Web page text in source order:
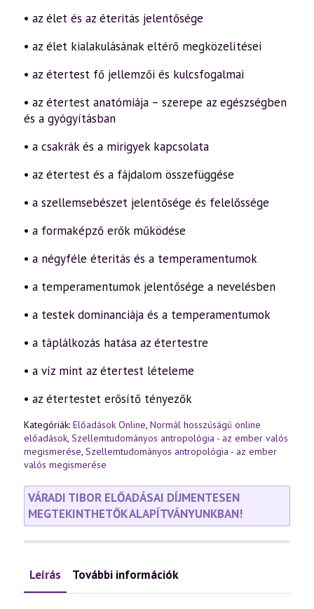
rész
1.
mennyiség
• az élet és az éteritás jelentősége
• az élet kialakulásának eltérő megközelítései
• az étertest fő jellemzői és kulcsfogalmai
• az étertest anatómiája – szerepe az egészségben
és a gyógyításban
• a csakrák és a mirigyek kapcsolata
• az étertest és a fájdalom összefüggése
• a szellemsebészet jelentősége és felelőssége
• a formaképző erők működése
• a négyféle éteritás és a temperamentumok
• a temperamentumok jelentősége a nevelésben
• a testek dominanciája és a temperamentumok
• a táplálkozás hatása az étertestre
• a víz mint az étertest lételeme
• az étertestet erősítő tényezők
Kategóriák: Előadások Online, Normál hosszúságú online
előadások, Szellemtudományos antropológia - az ember valós
megismerése, Szellemtudományos antropológia - az ember
valós megismerése
VÁRADI TIBOR ELŐADÁSAI DÍJMENTESEN
MEGTEKINTHETŐK ALAPÍTVÁNYUNKBAN!
Leírás További információk